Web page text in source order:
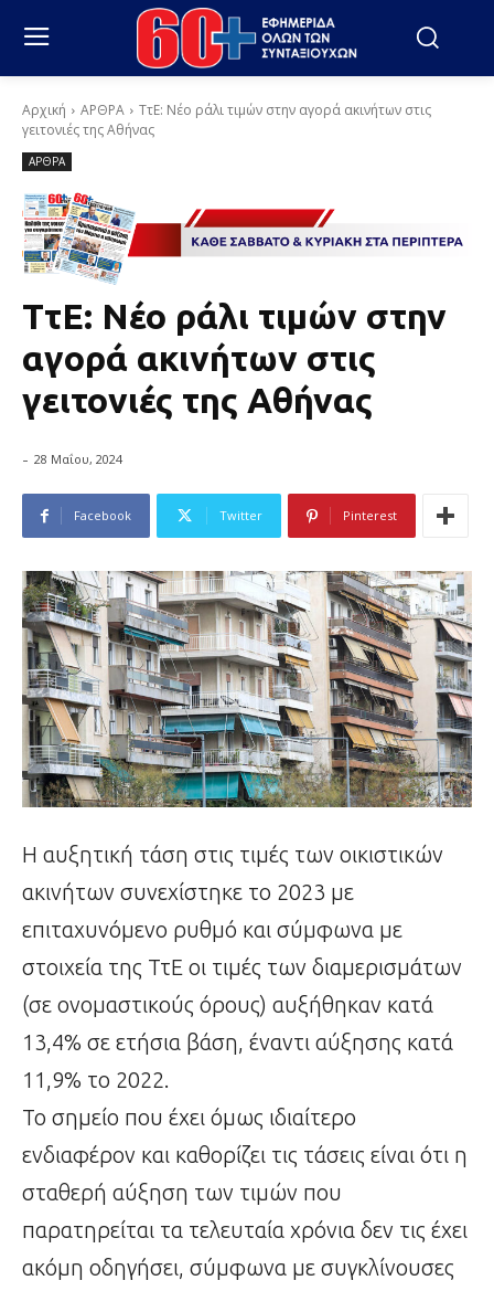
Αρχική ΑΡΘΡΑ
ΤτΕ: Νέο ράλι τιμών στην αγορά ακινήτων στις
γειτονιές της Αθήνας
ΑΡΘΡΑ
ΤτΕ: Νέο ράλι τιμών στην
αγορά ακινήτων στις
γειτονιές της Αθήνας
- 28 Μαΐου, 2024
Facebook Twitter Pinterest
H αυξητική τάση στις τιμές των οικιστικών
ακινήτων συνεχίστηκε το 2023 με
επιταχυνόμενο ρυθμό και σύμφωνα με
στοιχεία της ΤτΕ οι τιμές των διαμερισμάτων
(σε ονομαστικούς όρους) αυξήθηκαν κατά
13,4% σε ετήσια βάση, έναντι αύξησης κατά
11,9% το 2022.
Το σημείο που έχει όμως ιδιαίτερο
ενδιαφέρον και καθορίζει τις τάσεις είναι ότι η
σταθερή αύξηση των τιμών που
παρατηρείται τα τελευταία χρόνια δεν τις έχει
ακόμη οδηγήσει, σύμφωνα με συγκλίνουσες